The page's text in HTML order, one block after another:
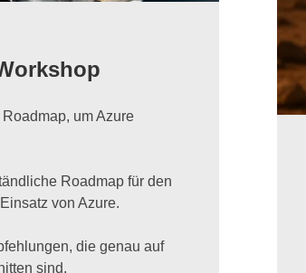
um Azure
Roadmap für den
von Azure.
die genau auf
sind.